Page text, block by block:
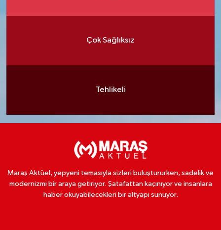
Çok Sağlıksız
Tehlikeli
Maraş Aktüel, yepyeni temasıyla sizleri buluştururken, sadelik ve
modernizmi bir araya getiriyor. Şatafattan kaçınıyor ve insanlara
haber okuyabilecekleri bir altyapı sunuyor.